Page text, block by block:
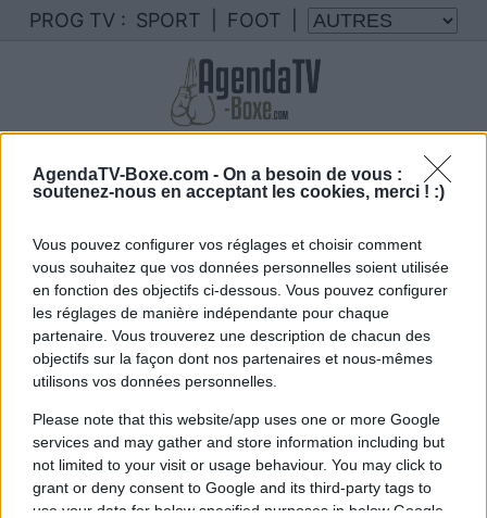
AgendaTV-Boxe.com - On a besoin de vous :
soutenez-nous en acceptant les cookies, merci ! :)
Vous pouvez configurer vos réglages et choisir comment
vous souhaitez que vos données personnelles soient utilisée
en fonction des objectifs ci-dessous. Vous pouvez configurer
les réglages de manière indépendante pour chaque
partenaire. Vous trouverez une description de chacun des
objectifs sur la façon dont nos partenaires et nous-mêmes
utilisons vos données personnelles.
Please note that this website/app uses one or more Google
services and may gather and store information including but
not limited to your visit or usage behaviour. You may click to
grant or deny consent to Google and its third-party tags to
use your data for below specified purposes in below Google
PROG TV : SPORT FOOT
Votre programme TV charly suarez
Nous rassemblons le calendrier des combats de
Vous trouverez ci-dessous la liste des futurs
combats diffusés à la télévision en France de.
Il n'y a pas de diffusions de combats de